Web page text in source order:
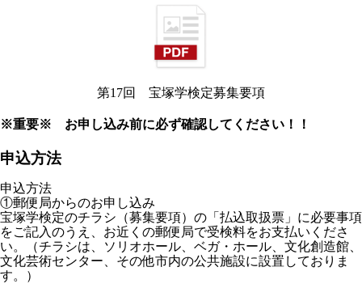
第17回 宝塚学検定募集要項
※重要※ お申し込み前に必ず確認してください！！
申込方法
申込方法
①郵便局からのお申し込み
宝塚学検定のチラシ（募集要項）の「払込取扱票」に必要事項
をご記入のうえ、お近くの郵便局で受検料をお支払いくださ
い。（チラシは、ソリオホール、ベガ・ホール、文化創造館、
文化芸術センター、その他市内の公共施設に設置しておりま
す。）